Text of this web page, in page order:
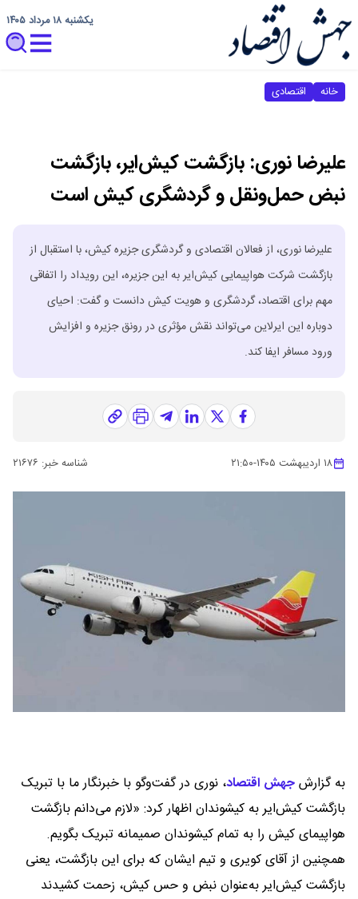
یکشنبه ۱۸ مرداد ۱۴۰۵
خانه اقتصادی
علیرضا نوری: بازگشت کیش‌ایر، بازگشت
نبض حمل‌ونقل و گردشگری کیش است
علیرضا نوری، از فعالان اقتصادی و گردشگری جزیره کیش، با استقبال از
بازگشت شرکت هواپیمایی کیش‌ایر به این جزیره، این رویداد را اتفاقی
مهم برای اقتصاد، گردشگری و هویت کیش دانست و گفت: احیای
دوباره این ایرلاین می‌تواند نقش مؤثری در رونق جزیره و افزایش
ورود مسافر ایفا کند.
۱۸ اردیبهشت ۱۴۰۵ -۲۱:۵۰ شناسه خبر: ۲۱۶۷۶
به گزارشجهش اقتصاد، نوری در گفت‌وگو با خبرنگار ما با تبریک
بازگشت کیش‌ایر به کیشوندان اظهار کرد: «لازم می‌دانم بازگشت
هواپیمای کیش را به تمام کیشوندان صمیمانه تبریک بگویم.
همچنین از آقای کویری و تیم ایشان که برای این بازگشت، یعنی
بازگشت کیش‌ایر به‌عنوان نبض و حس کیش، زحمت کشیدند